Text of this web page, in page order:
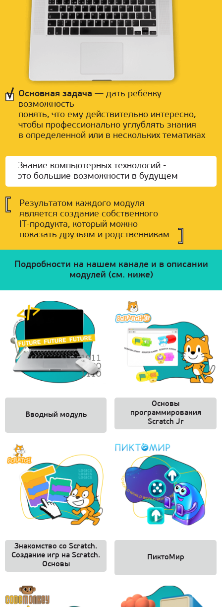
Основная задача — дать ребёнку
возможность
понять, что ему действительно интересно,
чтобы профессионально углублять знания
в определенной или в нескольких тематиках
Знание компьютерных технологий -
это большие возможности в будущем
Результатом каждого модуля
является создание собственного
IT-продукта, который можно
показать друзьям и родственникам
Подробности на нашем канале и в описании
модулей (см. ниже)
Вводный модуль
Основы
программирования
Scratch Jr
Знакомство со Scratch.
Создание игр на Scratch.
Основы
ПиктоМир